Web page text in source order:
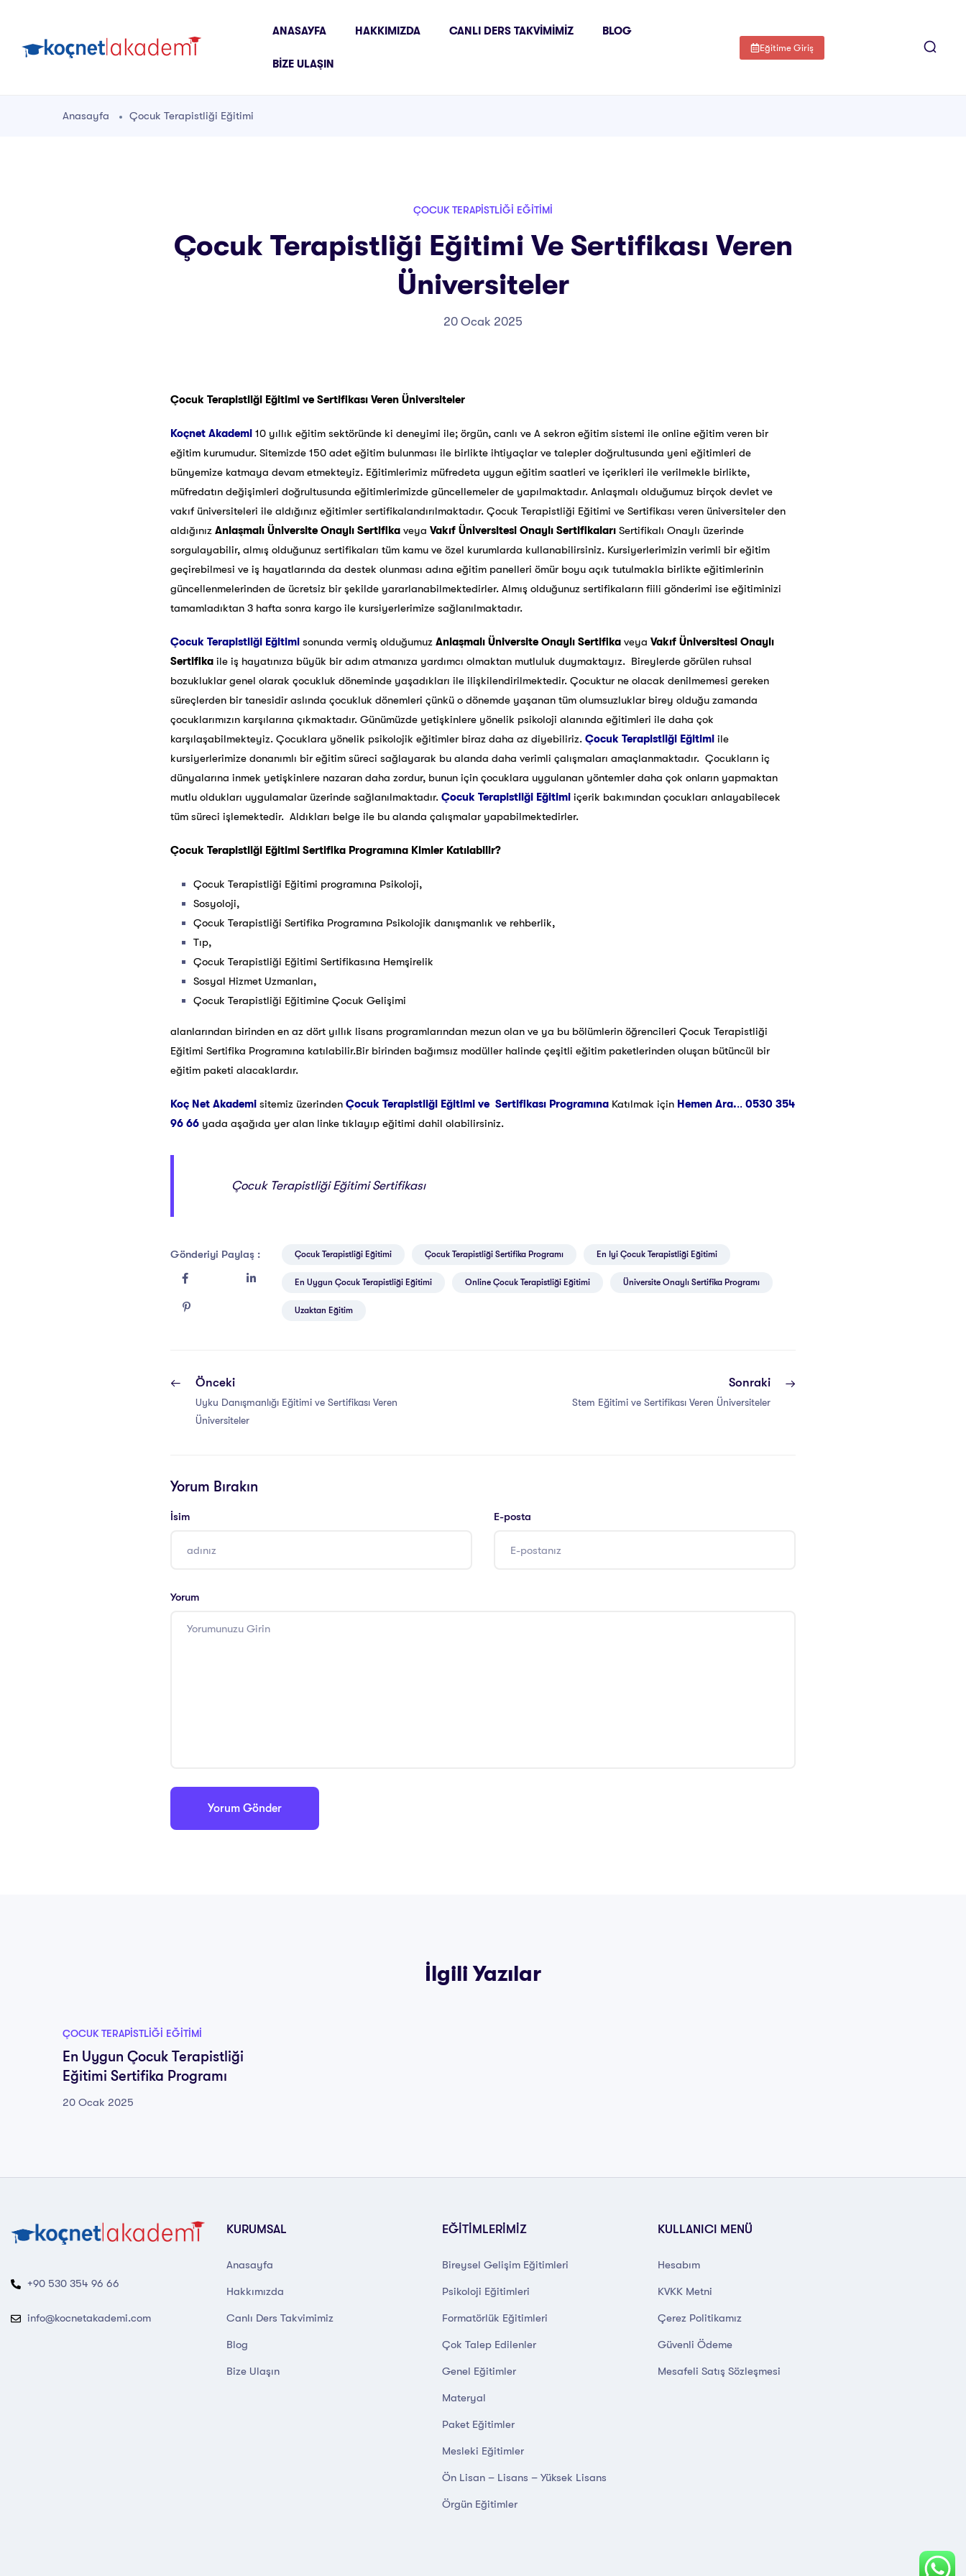
ANASAYFA HAKKIMIZDA CANLI DERS TAKVIMIMIZ BLOG
BIZE ULAŞIN
Eğitime Giriş
Anasayfa Çocuk Terapistliği Eğitimi
ÇOCUK TERAPISTLIĞI EĞITIMI
Çocuk Terapistliği Eğitimi Ve Sertifikası Veren
Üniversiteler
20 Ocak 2025
Çocuk Terapistliği Eğitimi ve Sertifikası Veren Üniversiteler
Koçnet Akademi 10 yıllık eğitim sektöründe ki deneyimi ile; örgün, canlı ve A sekron eğitim sistemi ile online eğitim veren bir
eğitim kurumudur. Sitemizde 150 adet eğitim bulunması ile birlikte ihtiyaçlar ve talepler doğrultusunda yeni eğitimleri de
bünyemize katmaya devam etmekteyiz. Eğitimlerimiz müfredeta uygun eğitim saatleri ve içerikleri ile verilmekle birlikte,
müfredatın değişimleri doğrultusunda eğitimlerimizde güncellemeler de yapılmaktadır. Anlaşmalı olduğumuz birçok devlet ve
vakıf üniversiteleri ile aldığınız eğitimler sertifikalandırılmaktadır. Çocuk Terapistliği Eğitimi ve Sertifikası veren üniversiteler den
aldığınız Anlaşmalı Üniversite Onaylı Sertifika veya Vakıf Üniversitesi Onaylı Sertifikaları Sertifikalı Onaylı üzerinde
sorgulayabilir, almış olduğunuz sertifikaları tüm kamu ve özel kurumlarda kullanabilirsiniz. Kursiyerlerimizin verimli bir eğitim
geçirebilmesi ve iş hayatlarında da destek olunması adına eğitim panelleri ömür boyu açık tutulmakla birlikte eğitimlerinin
güncellenmelerinden de ücretsiz bir şekilde yararlanabilmektedirler. Almış olduğunuz sertifikaların fiili gönderimi ise eğitiminizi
tamamladıktan 3 hafta sonra kargo ile kursiyerlerimize sağlanılmaktadır.
Çocuk Terapistliği Eğitimi sonunda vermiş olduğumuz Anlaşmalı Üniversite Onaylı Sertifika veya Vakıf Üniversitesi Onaylı
Sertifika ile iş hayatınıza büyük bir adım atmanıza yardımcı olmaktan mutluluk duymaktayız. Bireylerde görülen ruhsal
bozukluklar genel olarak çocukluk döneminde yaşadıkları ile ilişkilendirilmektedir. Çocuktur ne olacak denilmemesi gereken
süreçlerden bir tanesidir aslında çocukluk dönemleri çünkü o dönemde yaşanan tüm olumsuzluklar birey olduğu zamanda
çocuklarımızın karşılarına çıkmaktadır. Günümüzde yetişkinlere yönelik psikoloji alanında eğitimleri ile daha çok
karşılaşabilmekteyiz. Çocuklara yönelik psikolojik eğitimler biraz daha az diyebiliriz. Çocuk Terapistliği Eğitimi ile
kursiyerlerimize donanımlı bir eğitim süreci sağlayarak bu alanda daha verimli çalışmaları amaçlanmaktadır. Çocukların iç
dünyalarına inmek yetişkinlere nazaran daha zordur, bunun için çocuklara uygulanan yöntemler daha çok onların yapmaktan
mutlu oldukları uygulamalar üzerinde sağlanılmaktadır. Çocuk Terapistliği Eğitimi içerik bakımından çocukları anlayabilecek
tüm süreci işlemektedir. Aldıkları belge ile bu alanda çalışmalar yapabilmektedirler.
Çocuk Terapistliği Eğitimi Sertifika Programına Kimler Katılabilir?
Çocuk Terapistliği Eğitimi programına Psikoloji,
Sosyoloji,
Çocuk Terapistliği Sertifika Programına Psikolojik danışmanlık ve rehberlik,
Tıp,
Çocuk Terapistliği Eğitimi Sertifikasına Hemşirelik
Sosyal Hizmet Uzmanları,
Çocuk Terapistliği Eğitimine Çocuk Gelişimi
alanlarından birinden en az dört yıllık lisans programlarından mezun olan ve ya bu bölümlerin öğrencileri Çocuk Terapistliği
Eğitimi Sertifika Programına katılabilir.Bir birinden bağımsız modüller halinde çeşitli eğitim paketlerinden oluşan bütüncül bir
eğitim paketi alacaklardır.
Koç Net Akademi sitemiz üzerinden Çocuk Terapistliği Eğitimi ve Sertifikası Programına Katılmak için Hemen Ara... 0530 354
96 66 yada aşağıda yer alan linke tıklayıp eğitimi dahil olabilirsiniz.
Çocuk Terapistliği Eğitimi Sertifikası
Gönderiyi Paylaş : Çocuk Terapistliği Eğitimi Çocuk Terapistliği Sertifika Programı En Iyi Çocuk Terapistliği Eğitimi
En Uygun Çocuk Terapistliği Eğitimi Online Çocuk Terapistliği Eğitimi Üniversite Onaylı Sertifika Programı
Uzaktan Eğitim
Önceki
Uyku Danışmanlığı Eğitimi ve Sertifikası Veren
Üniversiteler
Sonraki
Stem Eğitimi ve Sertifikası Veren Üniversiteler
Yorum Bırakın
İsim E-posta
Yorum
İlgili Yazılar
ÇOCUK TERAPISTLIĞI EĞITIMI
En Uygun Çocuk Terapistliği
Eğitimi Sertifika Programı
20 Ocak 2025
+90 530 354 96 66
info@kocnetakademi.com
KURUMSAL
Anasayfa
Hakkımızda
Canlı Ders Takvimimiz
Blog
Bize Ulaşın
EĞİTİMLERİMİZ
Bireysel Gelişim Eğitimleri
Psikoloji Eğitimleri
Formatörlük Eğitimleri
Çok Talep Edilenler
Genel Eğitimler
Materyal
Paket Eğitimler
Mesleki Eğitimler
Ön Lisan – Lisans – Yüksek Lisans
Örgün Eğitimler
KULLANICI MENÜ
Hesabım
KVKK Metni
Çerez Politikamız
Güvenli Ödeme
Mesafeli Satış Sözleşmesi